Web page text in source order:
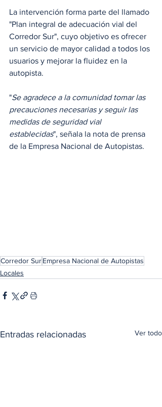
La intervención forma parte del llamado
"Plan integral de adecuación vial del
Corredor Sur", cuyo objetivo es ofrecer
un servicio de mayor calidad a todos los
usuarios y mejorar la fluidez en la
autopista.
"Se agradece a la comunidad tomar las
precauciones necesarias y seguir las
medidas de seguridad vial
establecidas", señala la nota de prensa
de la Empresa Nacional de Autopistas.
Corredor SurEmpresa Nacional de Autopistas
Locales
Entradas relacionadas Ver todo